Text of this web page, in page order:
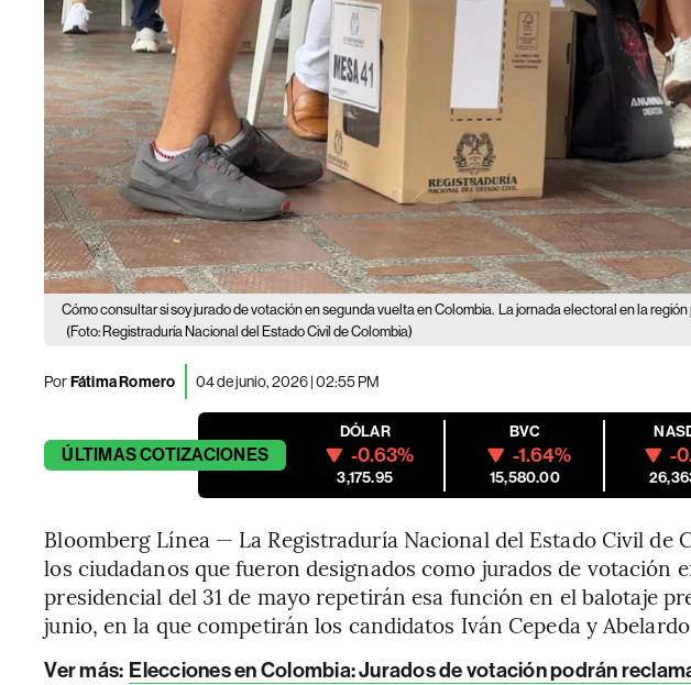
Cómo consultar si soy jurado de votación en segunda vuelta en Colombia. La jornada electoral en la
(Foto: Registraduría Nacional del Estado Civil de Colombia)
PorFátima Romero 04 de junio, 2026 | 02:55 PM
ÚLTIMASCOTIZACIONES
DÓLAR
-0.63%
3,175.95
BVC
-1.64%
15,580.00
-
Bloomberg Línea — La Registraduría Nacional del Estado Civil de
los ciudadanos que fueron designados como jurados de votación
presidencial del 31 de mayo repetirán esa función en el balotaje
junio, en la que competirán los candidatos Iván Cepeda y
Ver más: Elecciones en Colombia: Jurados de votación podrán